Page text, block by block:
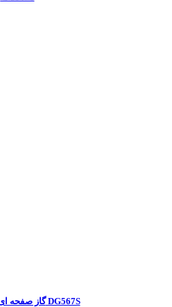
گاز صفحه ای داتیس مدل DG567S